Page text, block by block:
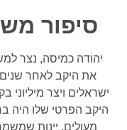
סיפור
יהודה כמיסה, נצר
את היקב לאחר שנים
ישראלים ויצר מיליוני
היקב הפרטי שלו היה
מעולים, יינות